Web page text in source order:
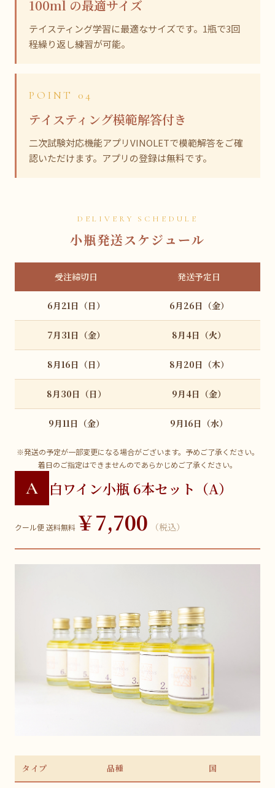
100ml の最適サイズ
テイスティング学習に最適なサイズです。1瓶で3回
程繰り返し練習が可能。
POINT 04
テイスティング模範解答付き
二次試験対応機能アプリVINOLETで模範解答をご確
認いただけます。アプリの登録は無料です。
DELIVERY SCHEDULE
小瓶発送スケジュール
受注締切日 発送予定日
6月21日（日） 6月26日（金）
7月31日（金） 8月4日（火）
8月16日（日） 8月20日（木）
8月30日（日） 9月4日（金）
9月11日（金） 9月16日（水）
※発送の予定が一部変更になる場合がございます。予めご了承ください。
着日のご指定はできませんのであらかじめご了承ください。
A 白ワイン小瓶 6本セット（A）
クール便 送料無料 ￥7,700 （税込）
タイプ 品種 国